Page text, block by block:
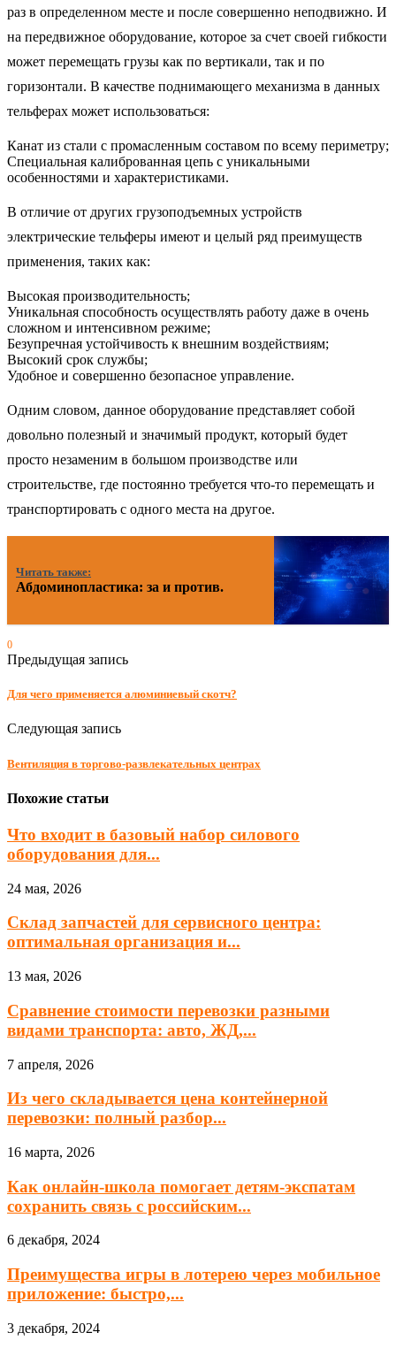
раз в определенном месте и после совершенно неподвижно. И
на передвижное оборудование, которое за счет своей гибкости
может перемещать грузы как по вертикали, так и по
горизонтали. В качестве поднимающего механизма в данных
тельферах может использоваться:
Канат из стали с промасленным составом по всему периметру;
Специальная калиброванная цепь с уникальными
особенностями и характеристиками.
В отличие от других грузоподъемных устройств
электрические тельферы имеют и целый ряд преимуществ
применения, таких как:
Высокая производительность;
Уникальная способность осуществлять работу даже в очень
сложном и интенсивном режиме;
Безупречная устойчивость к внешним воздействиям;
Высокий срок службы;
Удобное и совершенно безопасное управление.
Одним словом, данное оборудование представляет собой
довольно полезный и значимый продукт, который будет
просто незаменим в большом производстве или
строительстве, где постоянно требуется что-то перемещать и
транспортировать с одного места на другое.
Читать также:
Абдоминопластика: за и против.
0
Предыдущая запись
Для чего применяется алюминиевый скотч?
Следующая запись
Вентиляция в торгово-развлекательных центрах
Похожие статьи
Что входит в базовый набор силового
оборудования для...
24 мая, 2026
Склад запчастей для сервисного центра:
оптимальная организация и...
13 мая, 2026
Сравнение стоимости перевозки разными
видами транспорта: авто, ЖД,...
7 апреля, 2026
Из чего складывается цена контейнерной
перевозки: полный разбор...
16 марта, 2026
Как онлайн-школа помогает детям-экспатам
сохранить связь с российским...
6 декабря, 2024
Преимущества игры в лотерею через мобильное
приложение: быстро,...
3 декабря, 2024